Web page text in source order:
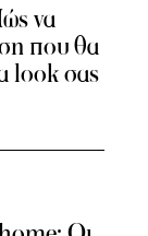
να
που θα
look σας